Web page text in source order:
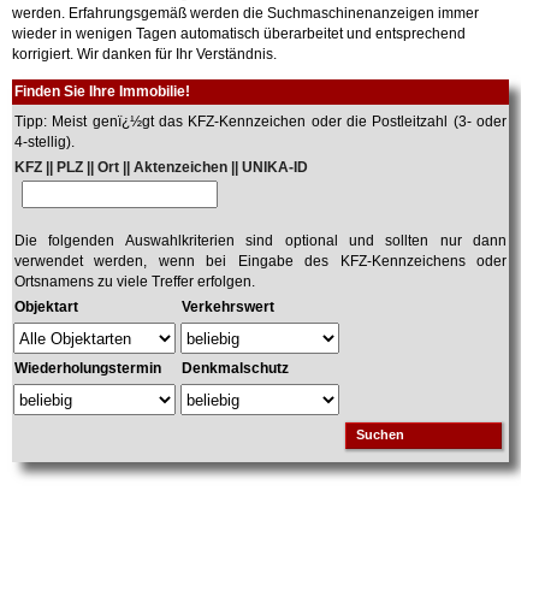
werden. Erfahrungsgemäß werden die Suchmaschinenanzeigen immer
wieder in wenigen Tagen automatisch überarbeitet und entsprechend
korrigiert. Wir danken für Ihr Verständnis.
Finden Sie Ihre Immobilie!
Tipp: Meist genï¿½gt das KFZ-Kennzeichen oder die Postleitzahl (3- oder
4-stellig).
KFZ || PLZ || Ort || Aktenzeichen || UNIKA-ID
Die folgenden Auswahlkriterien sind optional und sollten nur dann
verwendet werden, wenn bei Eingabe des KFZ-Kennzeichens oder
Ortsnamens zu viele Treffer erfolgen.
Objektart
Verkehrswert
Wiederholungstermin Denkmalschutz
Suchen